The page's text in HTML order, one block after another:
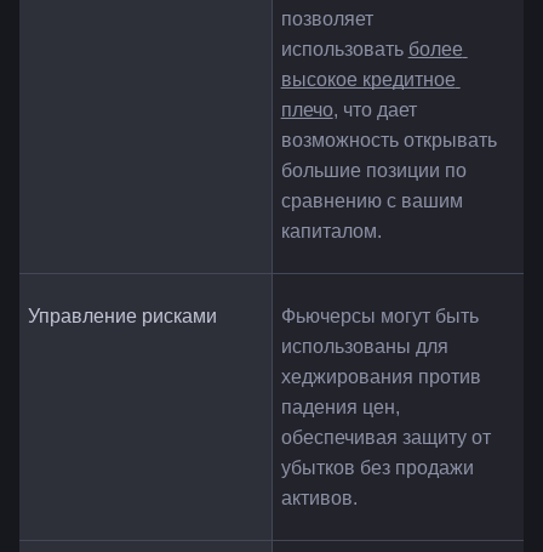
позволяет
использовать более
высокое кредитное
плечо, что дает
возможность открывать
большие позиции по
сравнению с вашим
капиталом.
Управление рисками
Фьючерсы могут быть
использованы для
хеджирования против
падения цен,
обеспечивая защиту от
убытков без продажи
активов.